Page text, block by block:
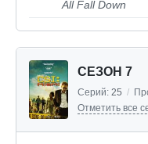
All Fall Down
СЕЗОН 7
Серий: 25 /
Отметить все